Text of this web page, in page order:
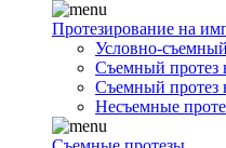
Протезирование на
Условно-
Съемный протез
Съемный протез
Несъемные